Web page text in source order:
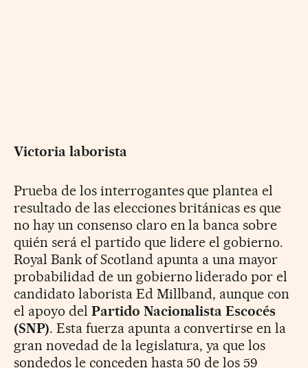
Victoria laborista
Prueba de los interrogantes que plantea el
resultado de las elecciones británicas es que
no hay un consenso claro en la banca sobre
quién será el partido que lidere el gobierno.
Royal Bank of Scotland apunta a una mayor
probabilidad de un gobierno liderado por el
candidato laborista Ed Millband, aunque con
el apoyo del Partido Nacionalista Escocés
(SNP). Esta fuerza apunta a convertirse en la
gran novedad de la legislatura, ya que los
sondedos le conceden hasta 50 de los 59